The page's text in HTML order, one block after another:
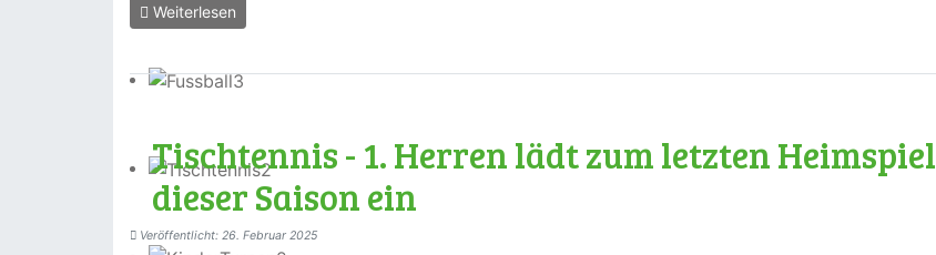
Weiterlesen
Tischtennis - 1. Herren lädt zum letzten Heimspiel
dieser Saison ein
Veröffentlicht: 26. Februar 2025